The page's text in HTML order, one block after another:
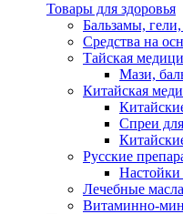
Товары для здоровья
Бальзамы,
Средства на
Тайская
Мази,
Китайская
Спреи
Русские
Лечебные
Витаминно-